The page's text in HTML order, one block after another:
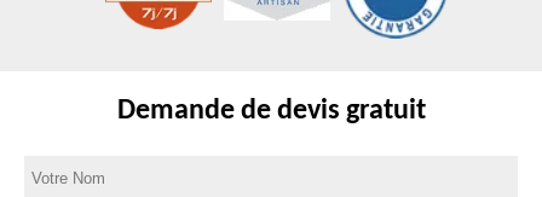
Demande de devis gratuit